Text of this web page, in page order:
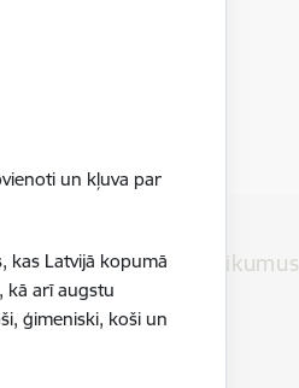
un kļuva par
kas Latvijā kopumā
kā arī augstu
ģimeniski, koši un
Skatīt visus notikumus